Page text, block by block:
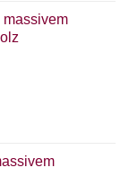
massivem